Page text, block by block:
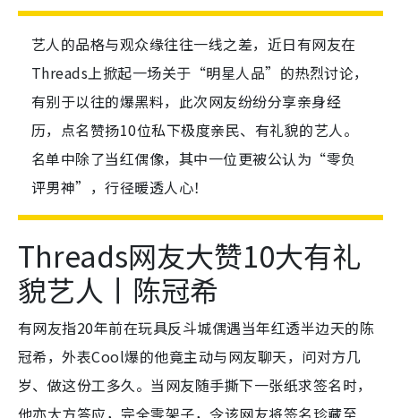
艺人的品格与观众缘往往一线之差，近日有网友在
Threads上掀起一场关于“明星人品”的热烈讨论，
有别于以往的爆黑料，此次网友纷纷分享亲身经
历，点名赞扬10位私下极度亲民、有礼貌的艺人。
名单中除了当红偶像，其中一位更被公认为“零负
评男神”，行径暖透人心！
Threads网友大赞10大有礼
貌艺人丨 陈冠希
有网友指20年前在玩具反斗城偶遇当年红透半边天的陈
冠希，外表Cool爆的他竟主动与网友聊天，问对方几
岁、做这份工多久。当网友随手撕下一张纸求签名时，